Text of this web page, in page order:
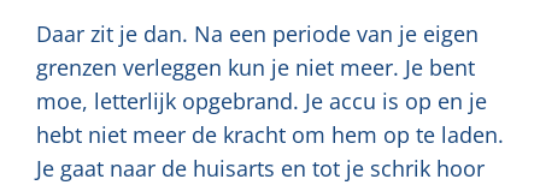
Daar zit je dan. Na een periode van je eigen
grenzen verleggen kun je niet meer. Je bent
moe, letterlijk opgebrand. Je accu is op en je
hebt niet meer de kracht om hem op te laden.
Je gaat naar de huisarts en tot je schrik hoor